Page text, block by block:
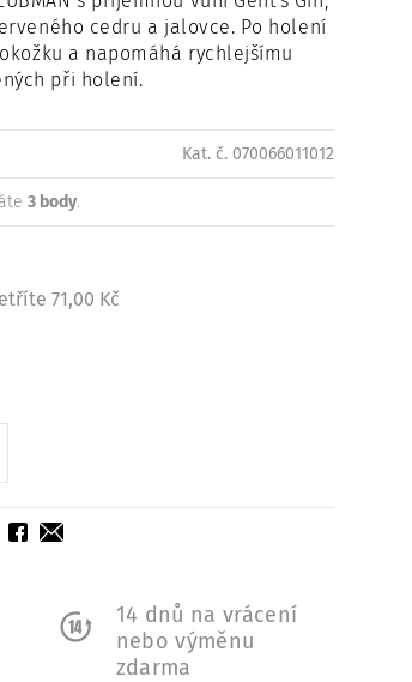
cedru a jalovce. Po holení
a napomáhá rychlejšímu
při holení.
Kat. č. 070066011012
3 body.
71,00 Kč
14 dnů na vrácení
nebo výměnu
zdarma